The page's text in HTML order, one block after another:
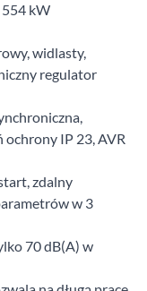
kW
widlasty,
regulator
ochrony IP 23, AVR
zdalny
w 3
70 dB(A) w